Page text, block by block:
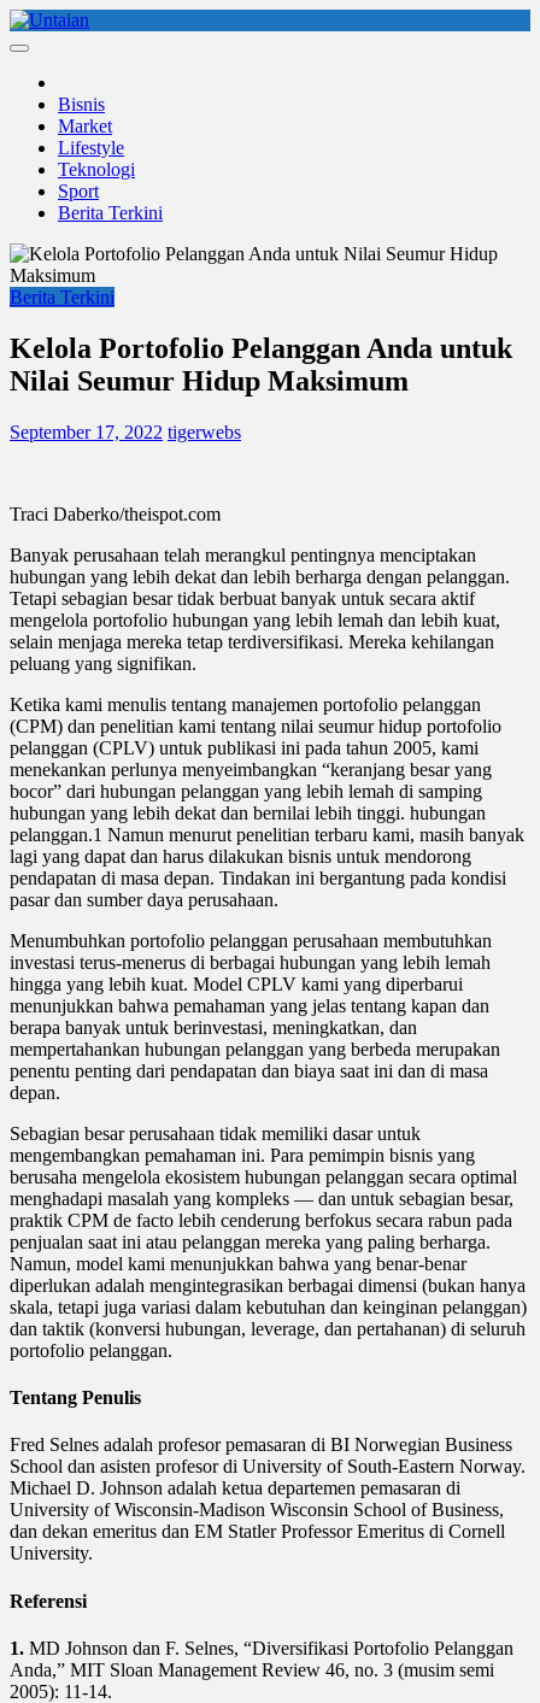
Skip
to
Bisnis
Market
Lifestyle
Teknologi
Sport
Berita Terkini
Berita Terkini
Kelola Portofolio Pelanggan Anda untuk
Nilai Seumur Hidup Maksimum
September 17, 2022 tigerwebs
Traci Daberko/theispot.com
Banyak perusahaan telah merangkul pentingnya menciptakan
hubungan yang lebih dekat dan lebih berharga dengan pelanggan.
Tetapi sebagian besar tidak berbuat banyak untuk secara aktif
mengelola portofolio hubungan yang lebih lemah dan lebih kuat,
selain menjaga mereka tetap terdiversifikasi. Mereka kehilangan
peluang yang signifikan.
Ketika kami menulis tentang manajemen portofolio pelanggan
(CPM) dan penelitian kami tentang nilai seumur hidup portofolio
pelanggan (CPLV) untuk publikasi ini pada tahun 2005, kami
menekankan perlunya menyeimbangkan “keranjang besar yang
bocor” dari hubungan pelanggan yang lebih lemah di samping
hubungan yang lebih dekat dan bernilai lebih tinggi. hubungan
pelanggan.1 Namun menurut penelitian terbaru kami, masih banyak
lagi yang dapat dan harus dilakukan bisnis untuk mendorong
pendapatan di masa depan. Tindakan ini bergantung pada kondisi
pasar dan sumber daya perusahaan.
Menumbuhkan portofolio pelanggan perusahaan membutuhkan
investasi terus-menerus di berbagai hubungan yang lebih lemah
hingga yang lebih kuat. Model CPLV kami yang diperbarui
menunjukkan bahwa pemahaman yang jelas tentang kapan dan
berapa banyak untuk berinvestasi, meningkatkan, dan
mempertahankan hubungan pelanggan yang berbeda merupakan
penentu penting dari pendapatan dan biaya saat ini dan di masa
depan.
Sebagian besar perusahaan tidak memiliki dasar untuk
mengembangkan pemahaman ini. Para pemimpin bisnis yang
berusaha mengelola ekosistem hubungan pelanggan secara optimal
menghadapi masalah yang kompleks — dan untuk sebagian besar,
praktik CPM de facto lebih cenderung berfokus secara rabun pada
penjualan saat ini atau pelanggan mereka yang paling berharga.
Namun, model kami menunjukkan bahwa yang benar-benar
diperlukan adalah mengintegrasikan berbagai dimensi (bukan hanya
skala, tetapi juga variasi dalam kebutuhan dan keinginan pelanggan)
dan taktik (konversi hubungan, leverage, dan pertahanan) di seluruh
portofolio pelanggan.
Tentang Penulis
Fred Selnes adalah profesor pemasaran di BI Norwegian Business
School dan asisten profesor di University of South-Eastern Norway.
Michael D. Johnson adalah ketua departemen pemasaran di
University of Wisconsin-Madison Wisconsin School of Business,
dan dekan emeritus dan EM Statler Professor Emeritus di Cornell
University.
Referensi
1. MD Johnson dan F. Selnes, “Diversifikasi Portofolio Pelanggan
Anda,” MIT Sloan Management Review 46, no. 3 (musim semi
2005): 11-14.